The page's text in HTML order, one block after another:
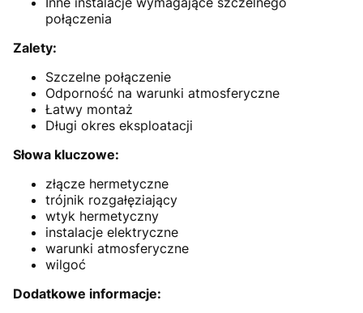
połączenia
Zalety:
Szczelne połączenie
Odporność na warunki atmosferyczne
Łatwy montaż
Długi okres eksploatacji
Słowa kluczowe:
złącze hermetyczne
trójnik rozgałęziający
wtyk hermetyczny
instalacje elektryczne
warunki atmosferyczne
wilgoć
Dodatkowe informacje: